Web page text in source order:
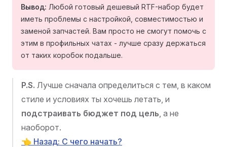
Вывод: Любой готовый дешевый RTF-набор будет
иметь проблемы с настройкой, совместимостью и
заменой запчастей. Вам просто не смогут помочь с
этим в профильных чатах - лучше сразу держаться
от таких коробок подальше.
P.S. Лучше сначала определиться с тем, в каком
стиле и условиях ты хочешь летать, и
подстраивать бюджет под цель, а не
наоборот.
👈 Назад: С чего начать?